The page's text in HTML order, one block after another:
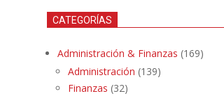
CATEGORÍAS
Administración & Finanzas (169)
Administración (139)
Finanzas (32)